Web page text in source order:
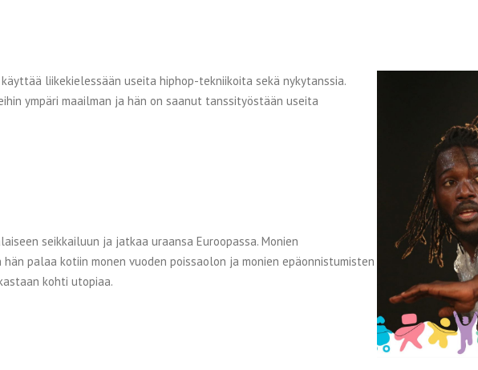
liikekielessään useita hiphop-tekniikoita sekä nykytanssia.
ympäri maailman ja hän on saanut tanssityöstään useita
seikkailuun ja jatkaa uraansa Euroopassa. Monien
palaa kotiin monen vuoden poissaolon ja monien epäonnistumisten
kohti utopiaa.